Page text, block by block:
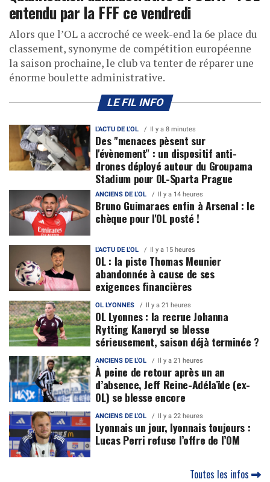
entendu par la FFF ce vendredi
Alors que l’OL a accroché ce week-end la 6e place du
classement, synonyme de compétition européenne
la saison prochaine, le club va tenter de réparer une
énorme boulette administrative.
LE FIL INFO
L'ACTU DE L'OL Il y a 8 minutes
Des "menaces pèsent sur
l'évènement" : un dispositif anti-
drones déployé autour du Groupama
Stadium pour OL-Sparta Prague
ANCIENS DE L'OL Il y a 14 heures
Bruno Guimaraes enfin à Arsenal : le
chèque pour l'OL posté !
L'ACTU DE L'OL Il y a 15 heures
OL : la piste Thomas Meunier
abandonnée à cause de ses
exigences financières
OL LYONNES Il y a 21 heures
OL Lyonnes : la recrue Johanna
Rytting Kaneryd se blesse
sérieusement, saison déjà terminée ?
ANCIENS DE L'OL Il y a 21 heures
À peine de retour après un an
d’absence, Jeff Reine-Adélaïde (ex-
OL) se blesse encore
ANCIENS DE L'OL Il y a 22 heures
Lyonnais un jour, lyonnais toujours :
Lucas Perri refuse l’offre de l’OM
Toutes les infos